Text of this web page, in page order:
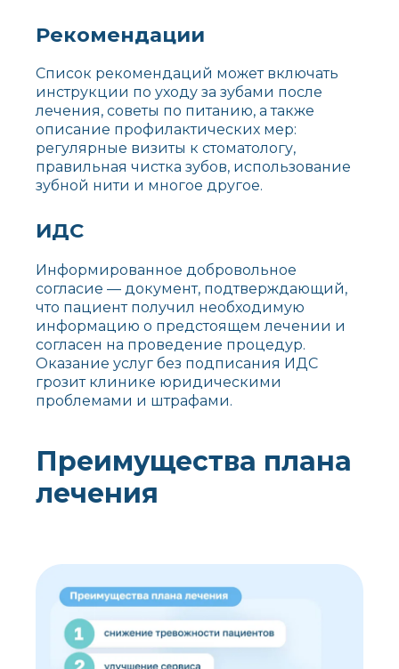
Рекомендации
Список рекомендаций может включать
инструкции по уходу за зубами после
лечения, советы по питанию, а также
описание профилактических мер:
регулярные визиты к стоматологу,
правильная чистка зубов, использование
зубной нити и многое другое.
ИДС
Информированное добровольное
согласие — документ, подтверждающий,
что пациент получил необходимую
информацию о предстоящем лечении и
согласен на проведение процедур.
Оказание услуг без подписания ИДС
грозит клинике юридическими
проблемами и штрафами.
Преимущества плана
лечения